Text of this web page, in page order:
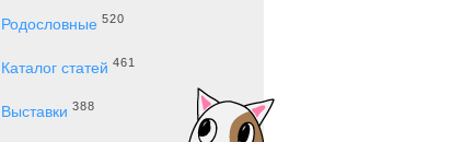
Родословные 520
Каталог статей 461
Выставки 388